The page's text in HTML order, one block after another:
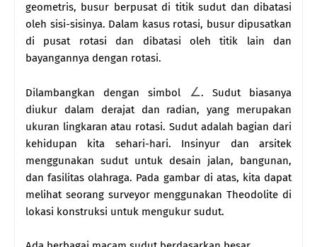
geometris, busur berpusat di titik sudut dan dibatasi
oleh sisi-sisinya. Dalam kasus rotasi, busur dipusatkan
di pusat rotasi dan dibatasi oleh titik lain dan
bayangannya dengan rotasi.
Dilambangkan dengan simbol ∠. Sudut biasanya
diukur dalam derajat dan radian, yang merupakan
ukuran lingkaran atau rotasi. Sudut adalah bagian dari
kehidupan kita sehari-hari. Insinyur dan arsitek
menggunakan sudut untuk desain jalan, bangunan,
dan fasilitas olahraga. Pada gambar di atas, kita dapat
melihat seorang surveyor menggunakan Theodolite di
lokasi konstruksi untuk mengukur sudut.